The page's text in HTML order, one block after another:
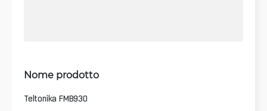
Nome prodotto
Teltonika FMB930